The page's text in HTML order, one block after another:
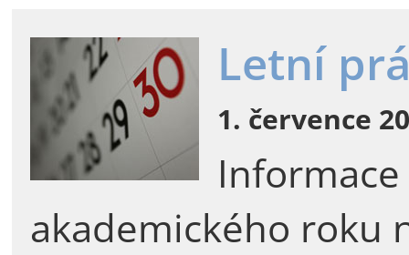
Letní
1. července
akademického roku